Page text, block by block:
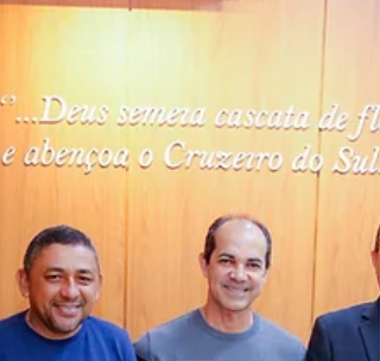
de Fomento à Cultura – Ciclo 2. O recurso
culturais no município. O investimento
como objetivo incentivar, valorizar e
preservar as manifestações culturais
locais, reconhecendo a cultura como
ferramenta essencial para a identidade,
inclusão social e o